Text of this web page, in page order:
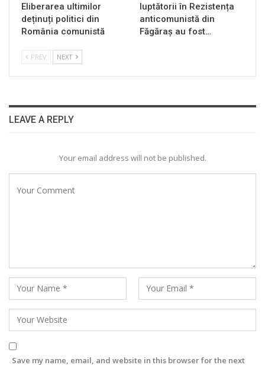
Eliberarea ultimilor
deținuți politici din
România comunistă
luptătorii în Rezistența
anticomunistă din
Făgăraș au fost…
PREV NEXT
LEAVE A REPLY
Your email address will not be published.
Save my name, email, and website in this browser for the next